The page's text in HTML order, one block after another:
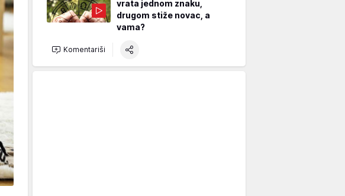
vrata jednom znaku,
drugom stiže novac, a
vama?
Komentariši